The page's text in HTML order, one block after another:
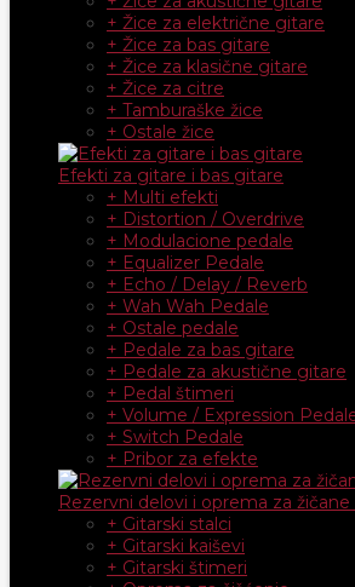
+ Žice za električne gitare
+ Žice za bas gitare
+ Žice za klasične gitare
+ Žice za citre
+ Tamburaške žice
+ Ostale žice
Efekti za gitare i bas gitare
+ Multi efekti
+ Distortion / Overdrive
+ Modulacione pedale
+ Equalizer Pedale
+ Echo / Delay / Reverb
+ Wah Wah Pedale
+ Ostale pedale
+ Pedale za bas gitare
+ Pedale za akustične gitare
+ Pedal štimeri
+ Volume / Expression
+ Switch Pedale
+ Pribor za efekte
Rezervni delovi i oprema za
+ Gitarski stalci
+ Gitarski kaiševi
+ Gitarski štimeri